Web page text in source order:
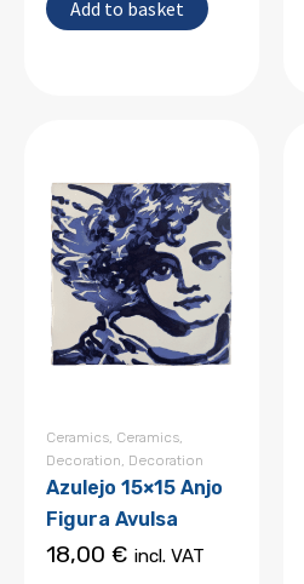
Add to basket
Ceramics, Ceramics,
Decoration, Decoration
Azulejo 15×15 Anjo
Figura Avulsa
18,00 € incl. VAT